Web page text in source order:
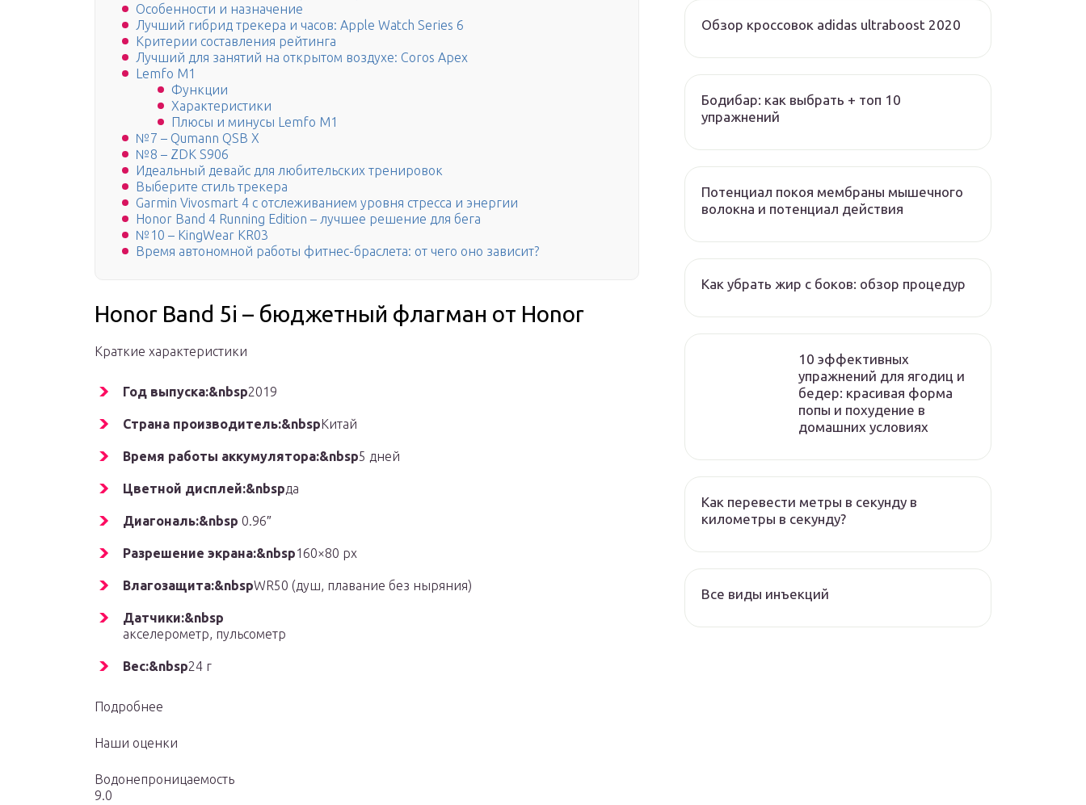
Особенности и назначение
Лучший гибрид трекера и часов: Apple Watch Series 6
Критерии составления рейтинга
Лучший для занятий на открытом воздухе: Coros Apex
Lemfo M1
Функции
Характеристики
Плюсы и минусы Lemfo M1
№7 – Qumann QSB X
№8 – ZDK S906
Идеальный девайс для любительских тренировок
Выберите стиль трекера
Garmin Vivosmart 4 с отслеживанием уровня стресса и энергии
Honor Band 4 Running Edition – лучшее решение для бега
№10 – KingWear KR03
Время автономной работы фитнес-браслета: от чего оно зависит?
Honor Band 5i – бюджетный флагман от Honor
Краткие характеристики
Год выпуска:&nbsp2019
Страна производитель:&nbspКитай
Время работы аккумулятора:&nbsp5 дней
Цветной дисплей:&nbspда
Диагональ:&nbsp 0.96″
Разрешение экрана:&nbsp160×80 px
Влагозащита:&nbspWR50 (душ, плавание без ныряния)
Датчики:&nbsp
акселерометр, пульсометр
Вес:&nbsp24 г
Подробнее
Наши оценки
Водонепроницаемость
9.0
Обзор кроссовок adidas ultraboost 2020
Бодибар: как выбрать + топ 10
упражнений
Потенциал покоя мембраны мышечного
волокна и потенциал действия
Как убрать жир с боков: обзор процедур
10 эффективных
упражнений для ягодиц и
бедер: красивая форма
попы и похудение в
домашних условиях
Как перевести метры в секунду в
километры в секунду?
Все виды инъекций